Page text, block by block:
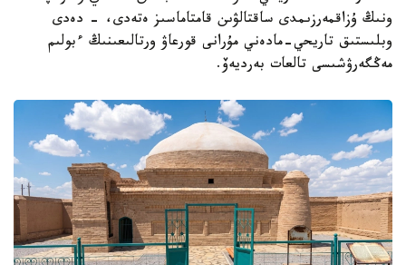
ونىڭ ۇزاقمەرزىمدى ساقتالۋىن قامتاماسىز ەتەدى، - دەدى
وبلىستىق تاريحي-مادەني مۇرانى قورعاۋ ورتالىعىنىڭ ءبولىم
مەڭگەرۋشىسى تالعات بەرديەۆ.